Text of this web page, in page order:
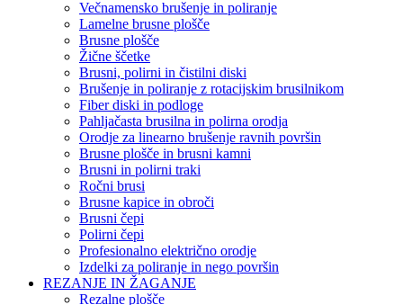
Večnamensko brušenje in poliranje
Lamelne brusne plošče
Brusne plošče
Žične ščetke
Brusni, polirni in čistilni diski
Brušenje in poliranje z rotacijskim brusilnikom
Fiber diski in podloge
Pahljačasta brusilna in polirna orodja
Orodje za linearno brušenje ravnih površin
Brusne plošče in brusni kamni
Brusni in polirni traki
Ročni brusi
Brusne kapice in obroči
Brusni čepi
Polirni čepi
Profesionalno električno orodje
Izdelki za poliranje in nego površin
REZANJE IN ŽAGANJE
Rezalne plošče